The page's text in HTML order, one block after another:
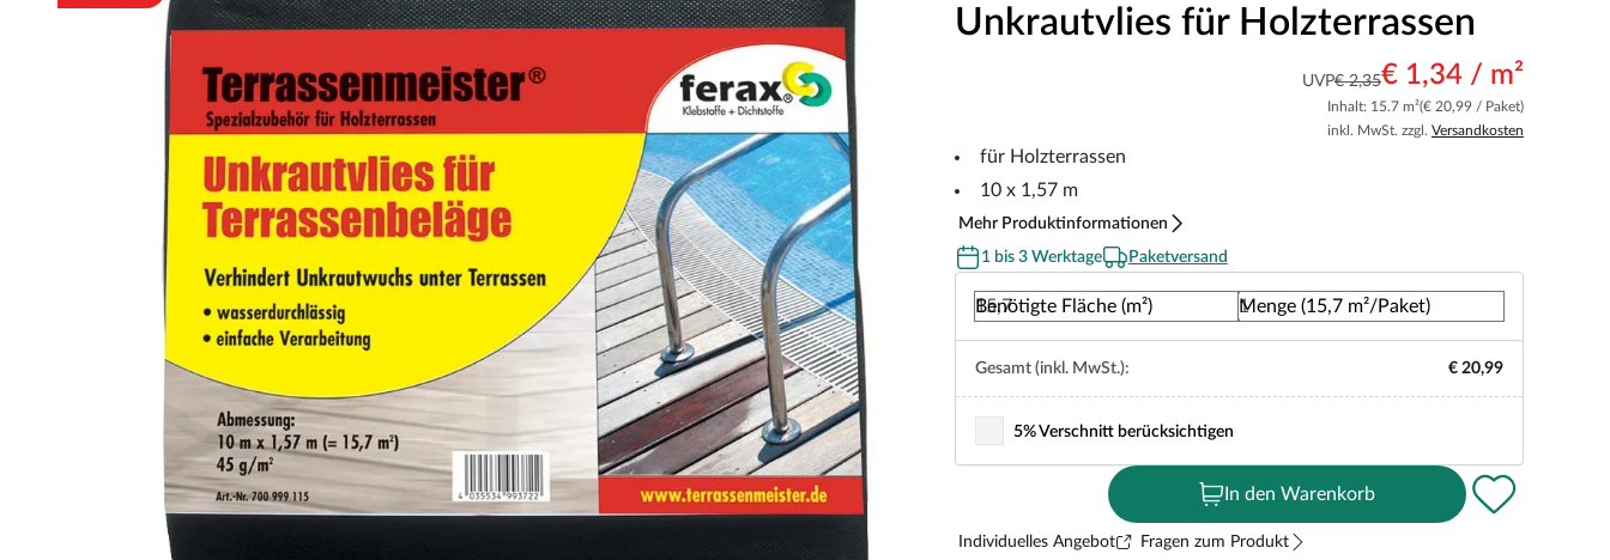
Unkrautvlies für Holzterrassen
UVP€ 2,35€ 1,34 / m²
Inhalt: 15.7 m²(€ 20,99 / Paket)
inkl. MwSt. zzgl. Versandkosten
für Holzterrassen
10 x 1,57 m
Mehr Produktinformationen
1 bis 3 Werktage
Paketversand
Benötigte Fläche (m²) Menge (15,7 m²/Paket)
Gesamt (inkl. MwSt.): € 20,99
5% Verschnitt berücksichtigen
In den Warenkorb
Individuelles Angebot Fragen zum Produkt